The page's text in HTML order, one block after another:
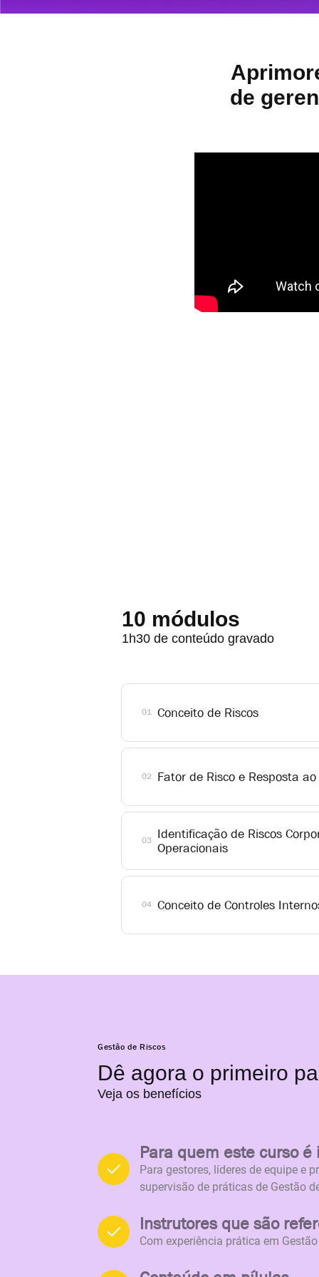
de
10 módulos
1h30 de conteúdo gravado
01 Conceito de Riscos
02 Fator de Risco e Resposta ao
03
Identificação de Riscos
Operacionais
04 Conceito de Controles
07 Priorização de Riscos
08 Tratamento e Monitoramento
09 Governança de Riscos
Gestão de Riscos
Dê agora o primeiro
Veja os benefícios
Para quem este curso é
Para gestores, líderes de equipe e
supervisão de práticas de Gestão
Instrutores que são
Com experiência prática em